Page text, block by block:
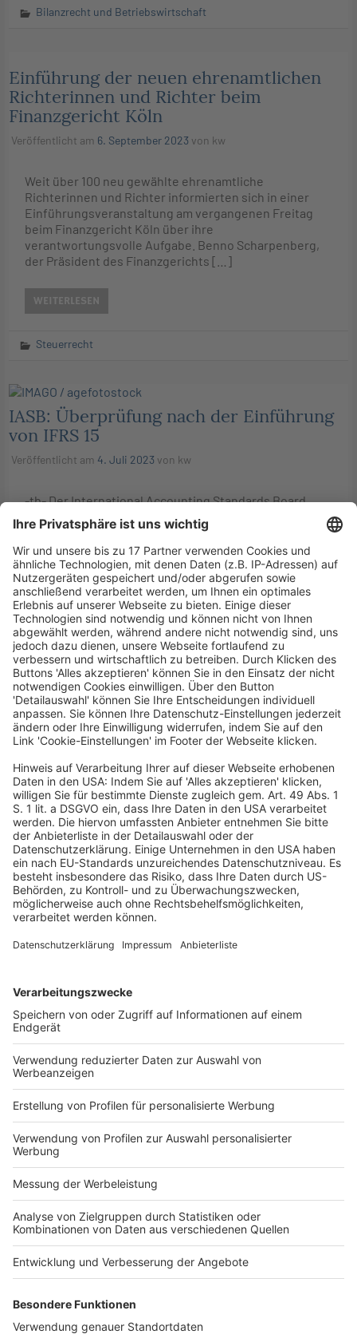
Bilanzrecht und Betriebswirtschaft
Einführung der neuen ehrenamtlichen
Richterinnen und Richter beim
Finanzgericht Köln
Veröffentlicht am 6. September 2023 von kw
Weit über 100 neu gewählte ehrenamtliche
Richterinnen und Richter informierten sich in einer
Einführungsveranstaltung am vergangenen Freitag
beim Finanzgericht Köln über ihre
verantwortungsvolle Aufgabe. Benno Scharpenberg,
der Präsident des Finanzgerichts […]
WEITERLESEN
Steuerrecht
IASB: Überprüfung nach der Einführung
von IFRS 15
Veröffentlicht am 4. Juli 2023 von kw
-tb- Der International Accounting Standards Board
(IASB) bittet im Rahmen der Überprüfung nach der
Einführung um Rückmeldungen darüber, ob IFRS 15
sein Ziel erreicht. Darüber hinaus sind Informationen
zu seiner […]
WEITERLESEN
Bilanzrecht und Betriebswirtschaft
ISSB: Partnerschaft zur Einführung der
ISSB-Standards
-tb- Der International Sustainability Standards Board
(ISSB) hat zusammen mit dem World Economic Forum
(WEF) eine Gruppe zur Unterstützung der Einführung
seiner Nachhaltigkeitsstandards gegründet. Diese soll
aus führenden Vertretern von […]
WEITERLESEN
Bilanzrecht und Betriebswirtschaft
DStV: Die Einführung der obligatorischen
eRechnung rückt näher
Veröffentlicht am22. Mai 2023
Das BMF hat einen Diskussionsentwurf zur Einführung
zur obligatorischen e-Rechnung für inländische B2B-
Umsätze veröffentlicht. Der DStV hat Stellung
genommen. Aus seiner Sicht ist es wichtig, gleich zu
Beginn auch das […]
WEITERLESEN
KONTAKT